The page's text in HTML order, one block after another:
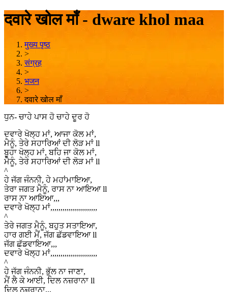
दवारे खोल माँ - dware khol maa
मुख्य पृष्ठ
>
संग्रह
>
भजन
>
दवारे खोल माँ
ਧੁਨ- ਚਾਹੇ ਪਾਸ ਹੋ ਚਾਹੇ ਦੂਰ ਹੋ
ਦਵਾਰੇ ਖੋਲ੍ਹ ਮਾਂ, ਆਜਾ ਕੋਲ ਮਾਂ,
ਮੈਨੂੰ, ਤੇਰੇ ਸਹਾਰਿਆਂ ਦੀ ਲੋੜ ਮਾਂ ll
ਬੂਹਾ ਖੋਲ੍ਹ ਮਾਂ, ਬਹਿ ਜਾ ਕੋਲ ਮਾਂ,
ਮੈਨੂੰ, ਤੇਰੇ ਸਹਾਰਿਆਂ ਦੀ ਲੋੜ ਮਾਂ ll
^
ਹੇ ਜੱਗ ਜੰਨਨੀ, ਹੇ ਮਹਾਂਮਾਇਆ,
ਤੇਰਾ ਜਗਤ ਮੈਨੂੰ, ਰਾਸ ਨਾ ਆਇਆ ll
ਰਾਸ ਨਾ ਆਇਆ,,,
ਦਵਾਰੇ ਖੋਲ੍ਹ ਮਾਂ,,,,,,,,,,,,,,,,,,,,,,,
^
ਤੇਰੇ ਜਗਤ ਮੈਨੂੰ, ਬਹੁਤ ਸਤਾਇਆ,
ਹਾਰ ਗਈ ਮੈਂ, ਜੱਗ ਛੱਡਵਾਇਆ ll
ਜੱਗ ਛੱਡਵਾਇਆ,,,
ਦਵਾਰੇ ਖੋਲ੍ਹ ਮਾਂ,,,,,,,,,,,,,,,,,,,,,,,
^
ਹੇ ਜੱਗ ਜੰਨਨੀ, ਭੁੱਲ ਨਾ ਜਾਣਾ,
ਮੈਂ ਲੈ ਕੇ ਆਈ, ਦਿਲ ਨਜ਼ਰਾਨਾ ll
ਦਿਲ ਨਜ਼ਰਾਨਾ,,,